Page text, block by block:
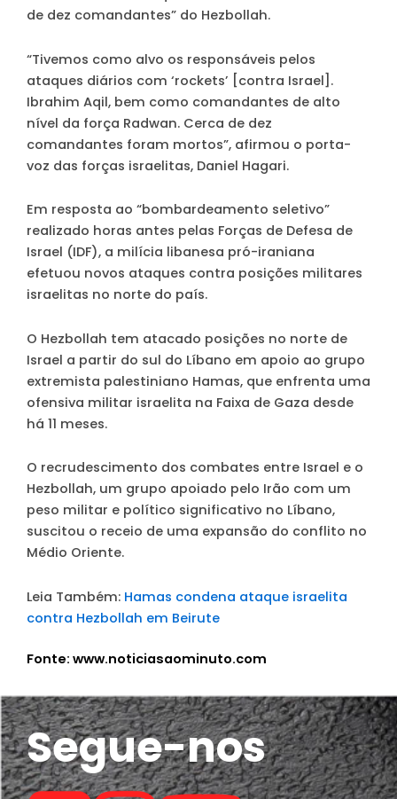
de dez comandantes” do Hezbollah.
“Tivemos como alvo os responsáveis pelos
ataques diários com ‘rockets’ [contra Israel].
Ibrahim Aqil, bem como comandantes de alto
nível da força Radwan. Cerca de dez
comandantes foram mortos”, afirmou o porta-
voz das forças israelitas, Daniel Hagari.
Em resposta ao “bombardeamento seletivo”
realizado horas antes pelas Forças de Defesa de
Israel (IDF), a milícia libanesa pró-iraniana
efetuou novos ataques contra posições militares
israelitas no norte do país.
O Hezbollah tem atacado posições no norte de
Israel a partir do sul do Líbano em apoio ao grupo
extremista palestiniano Hamas, que enfrenta uma
ofensiva militar israelita na Faixa de Gaza desde
há 11 meses.
O recrudescimento dos combates entre Israel e o
Hezbollah, um grupo apoiado pelo Irão com um
peso militar e político significativo no Líbano,
suscitou o receio de uma expansão do conflito no
Médio Oriente.
Leia Também: Hamas condena ataque israelita
contra Hezbollah em Beirute
Fonte: www.noticiasaominuto.com
Segue-nos